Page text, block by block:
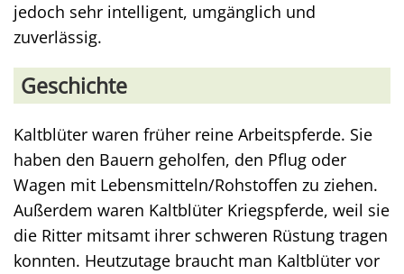
jedoch sehr intelligent, umgänglich und
zuverlässig.
Geschichte
Kaltblüter waren früher reine Arbeitspferde. Sie
haben den Bauern geholfen, den Pflug oder
Wagen mit Lebensmitteln/Rohstoffen zu ziehen.
Außerdem waren Kaltblüter Kriegspferde, weil sie
die Ritter mitsamt ihrer schweren Rüstung tragen
konnten. Heutzutage braucht man Kaltblüter vor